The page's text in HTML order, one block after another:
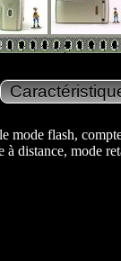
mode flash,
distance, mode